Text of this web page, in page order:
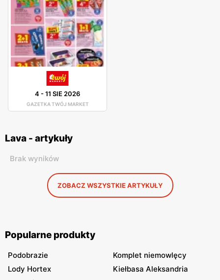
4 -11 SIE 2026
GAZETKA TWÓJ MARKET
Lava - artykuły
Brak wyników
ZOBACZ WSZYSTKIE ARTYKUŁY
Popularne produkty
Podobrazie
Komplet niemowlęcy
Lody Hortex
Kiełbasa Aleksandria